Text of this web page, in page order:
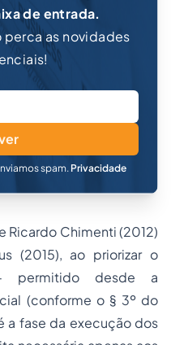
de entrada.
perca as novidades
spam. Privacidade
Ricardo Chimenti (2012)
(2015), ao priorizar o
permitido desde a
(conforme o § 3º do
a fase da execução dos